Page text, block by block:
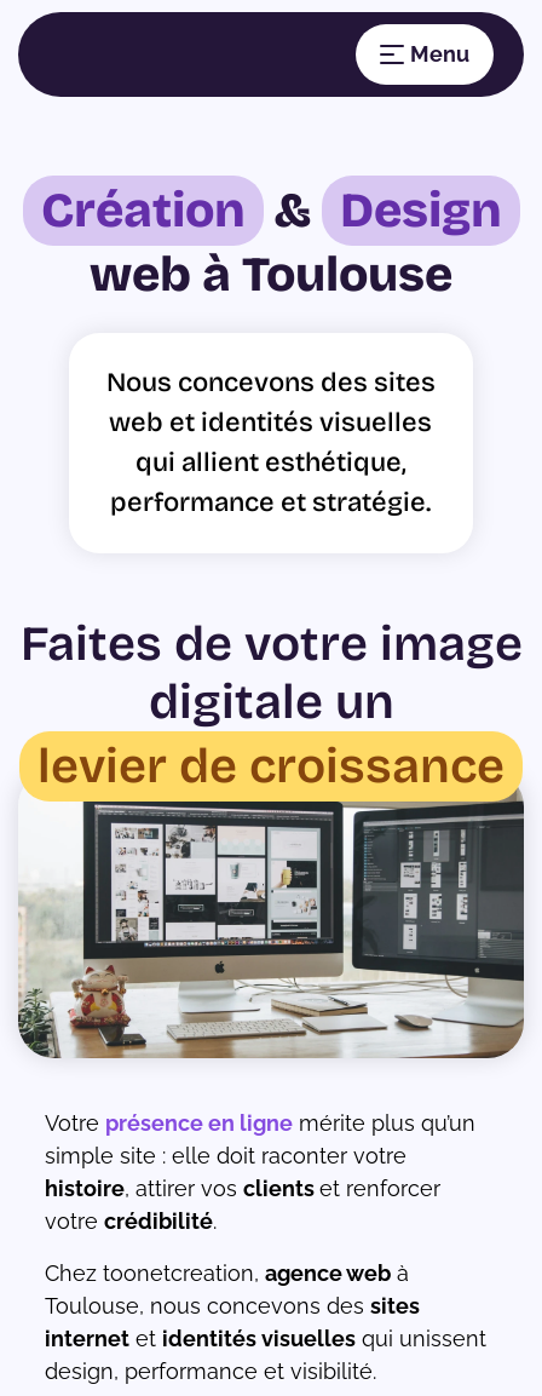
Création & Design
web à Toulouse
Nous concevons des sites
web et identités visuelles
qui allient esthétique,
performance et stratégie.
Faites de votre image
digitale un
levier de croissance
Votre présence en ligne mérite plus qu’un
simple site : elle doit raconter votre
histoire, attirer vosclientset renforcer
votrecrédibilité.
Chez toonetcreation,agence web à
Toulouse, nous concevons dessites
internet et identités visuelles qui unissent
design, performance et visibilité.